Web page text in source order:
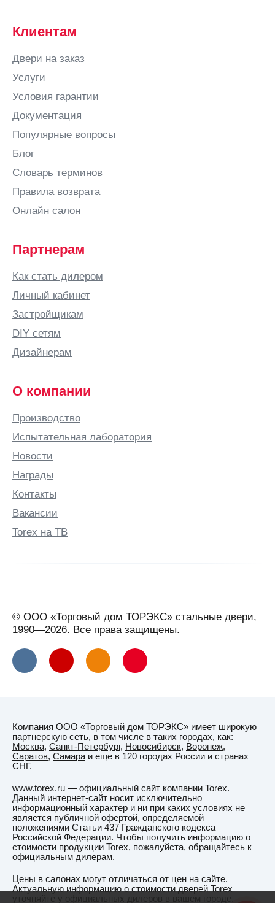
Клиентам
Двери на заказ
Услуги
Условия гарантии
Документация
Популярные вопросы
Блог
Словарь терминов
Правила возврата
Онлайн салон
Партнерам
Как стать дилером
Личный кабинет
Застройщикам
DIY сетям
Дизайнерам
О компании
Производство
Испытательная лаборатория
Новости
Награды
Контакты
Вакансии
Torex на ТВ
© ООО «Торговый дом ТОРЭКС» стальные двери,
1990—2026. Все права защищены.
Компания ООО «Торговый дом ТОРЭКС» имеет широкую
партнерскую сеть, в том числе в таких городах, как:
Москва, Санкт-Петербург, Новосибирск, Воронеж,
Саратов, Самараи еще в 120 городах России и странах
СНГ.
www.torex.ru — официальный сайт компании Torex.
Данный интернет-сайт носит исключительно
информационный характер и ни при каких условиях не
является публичной офертой, определяемой
положениями Статьи 437 Гражданского кодекса
Российской Федерации. Чтобы получить информацию о
стоимости продукции Torex, пожалуйста, обращайтесь к
официальным дилерам.
Цены в салонах могут отличаться от цен на сайте.
Актуальную информацию о стоимости дверей Torex